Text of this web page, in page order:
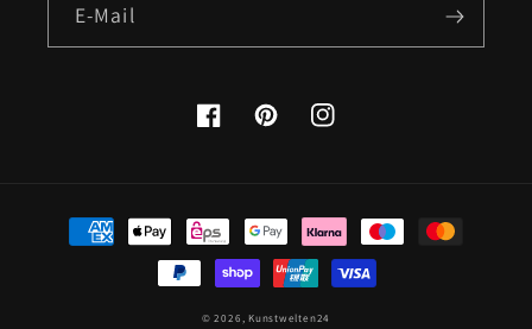
E-Mail
FacebookPinterestInstagram
Zahlungsmethoden
© 2026,Kunstwelten24